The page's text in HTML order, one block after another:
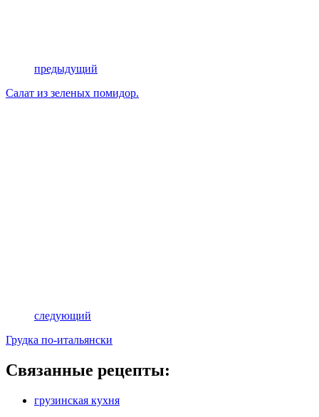
предыдущий
Салат из зеленых помидор.
следующий
Грудка по-итальянски
Связанные рецепты:
грузинская кухня